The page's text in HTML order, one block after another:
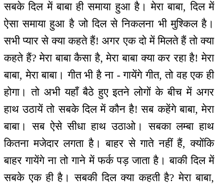
सबके दिल में बाबा ही समाया हुआ है। मेरा बाबा, दिल में
ऐसा समाया हुआ है जो दिल से निकलना भी मुश्किल है।
सभी प्यार से क्या कहते हैं! अगर एक दो में मिलते हैं तो क्या
कहते हैं? मेरा बाबा कैसा है, मेरा बाबा क्या कर रहा है! मेरा
बाबा, मेरा बाबा। गीत भी है ना - गायेंगे गीत, तो वह एक ही
होगा। तो अभी यहाँ बैठे हुए इतने लोगों के बीच में अगर
हाथ उठायें तो सबके दिल में कौन है! सब कहेंगे बाबा, मेरा
बाबा। सब ऐसे सीधा हाथ उठाओ। सबका लम्बा हाथ
कितना मजेदार लगता है। बाहर से गाते नहीं हैं, क्योंकि
बाहर गायेंगे ना तो गाने में फर्क पड़ जाता है। बाकी दिल में
सबके एक ही है। सबकी दिल क्या कहती है? मेरा बाबा,